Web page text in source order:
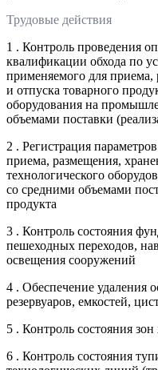
Трудовые действия
1 . Контроль проведения
квалификации обхода по
применяемого для приема,
и отпуска товарного
оборудования на
объемами поставки
2 . Регистрация
приема, размещения,
технологического
со средними объемами
продукта
3 . Контроль состояния
пешеходных переходов,
освещения сооружений
4 . Обеспечение удаления
резервуаров, емкостей,
5 . Контроль состояния
6 . Контроль состояния